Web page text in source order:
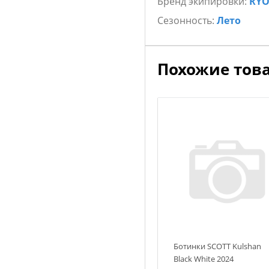
системой распределения
RYO Racing
Сезонность: Лето
Похожие
Ботинки SCOTT Kulshan
Black White 2024